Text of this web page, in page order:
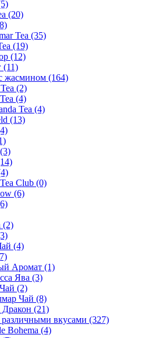
(20)
Tea (35)
(19)
(12)
(11)
жасмином (164)
(2)
(4)
Tea (4)
(13)
(3)
Club (0)
(6)
(2)
(4)
Аромат (1)
Ява (3)
(2)
Чай (8)
(21)
вкусами (327)
Bohema (4)